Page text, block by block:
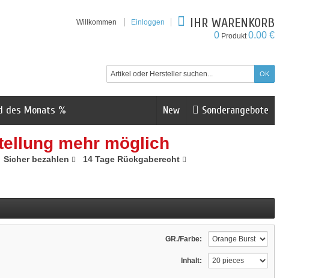
Willkommen Einloggen IHR WARENKORB
0 Produkt0.00 €
Sonderangebote
New
des Monats %
mehr möglich
Sicher bezahlen 14 Tage Rückgaberecht
GR./Farbe:
Inhalt: